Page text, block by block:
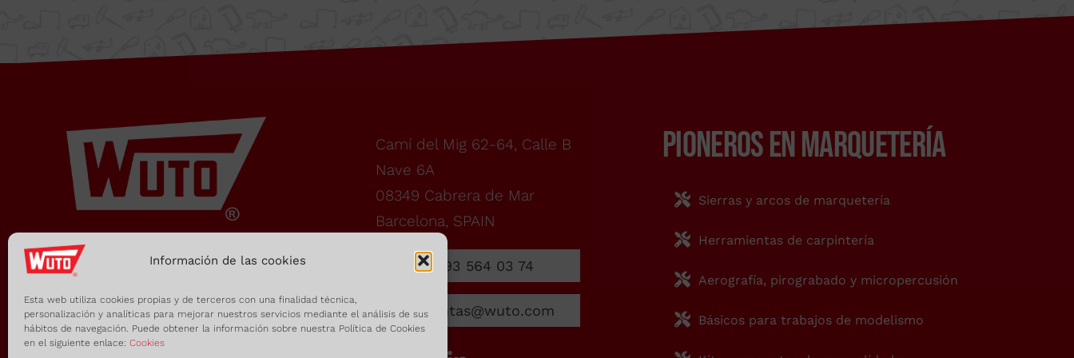
Información de las cookies
Esta web utiliza cookies propias y de terceros con una finalidad técnica,
personalización y analíticas para mejorar nuestros servicios mediante el análisis de sus
hábitos de navegación. Puede obtener la información sobre nuestra Política de Cookies
en el siguiente enlace: Cookies
Camí del Mig 62-64, Calle B
Nave 6A
08349 Cabrera de Mar
Barcelona, SPAIN
93 564 03 74
ventas@wuto.com
PIONEROS EN MARQUETERÍA
Sierras y arcos de marquetería
Herramientas de carpintería
Aerografía, pirograbado y micropercusión
Básicos para trabajos de modelismo
Horario Oficina
De lunes a viernes, de
7:00h a 15:00h
administracion@supercuttools.com
Formulario
Acepto las condiciones de uso del formulario de contacto.